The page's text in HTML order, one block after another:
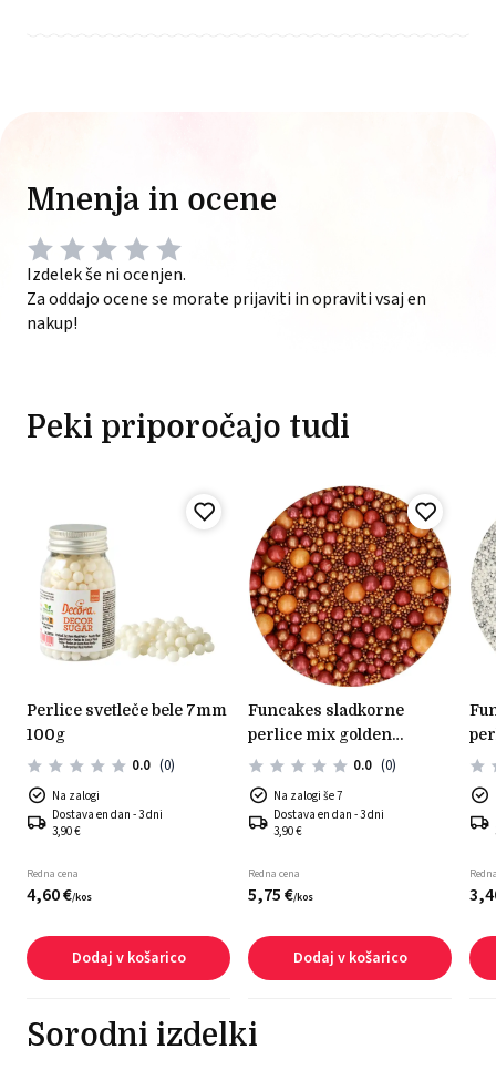
Mnenja in ocene
Izdelek še ni ocenjen.
Za oddajo ocene se morate prijaviti in opraviti vsaj en
nakup!
Peki priporočajo tudi
perlice svetleče bele 7mm
100g
0.0 (0)
Na zalogi
Dostava en dan - 3 dni
3,90 €
Redna cena
4,60€/kos
Dodaj v košarico
funcakes sladkorne
perlice mix golden
passion 80g
0.0 (0)
Na zalogi še 7
Dostava en dan - 3 dni
3,90 €
Redna cena
5,75€/kos
Dodaj v košarico
funcakes sladkorne
3,
Sorodni izdelki